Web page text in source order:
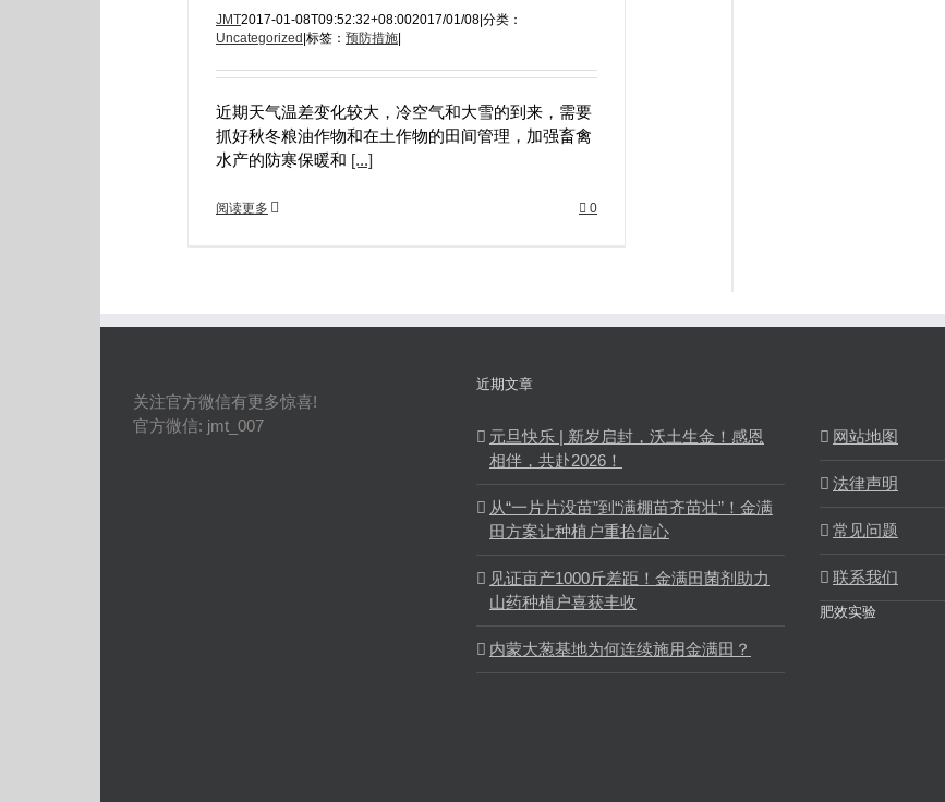
JMT2017-01-08T09:52:32+08:002017/01/08|分类：
Uncategorized|标签： 预防措施|
近期天气温差变化较大，冷空气和大雪的到来，需要
抓好秋冬粮油作物和在土作物的田间管理，加强畜禽
水产的防寒保暖和 [...]
阅读更多 0
关注官方微信有更多惊喜!
官方微信: jmt_007
近期文章
元旦快乐 | 新岁启封，沃土生金！感恩
相伴，共赴2026！
从“一片片没苗”到“满棚苗齐苗壮”！金满
田方案让种植户重拾信心
见证亩产1000斤差距！金满田菌剂助力
山药种植户喜获丰收
内蒙大葱基地为何连续施用金满田？
网站地图
法律声明
常见问题
联系我们
肥效实验